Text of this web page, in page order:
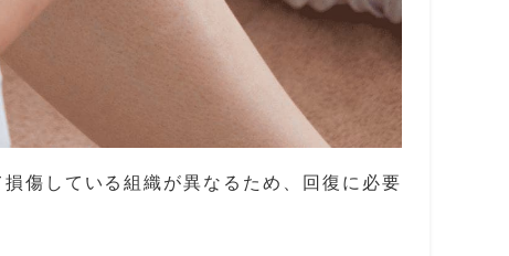
傷している組織が異なるため、回復に必要